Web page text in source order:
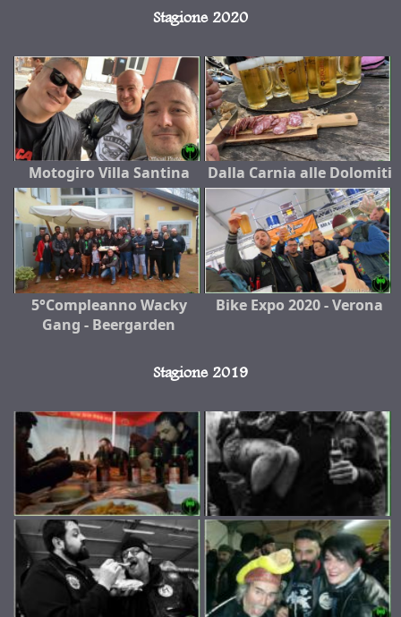
Stagione 2020
Motogiro Villa Santina Dalla Carnia alle Dolomiti
5°Compleanno Wacky
Gang - Beergarden
Bike Expo 2020 - Verona
Stagione 2019